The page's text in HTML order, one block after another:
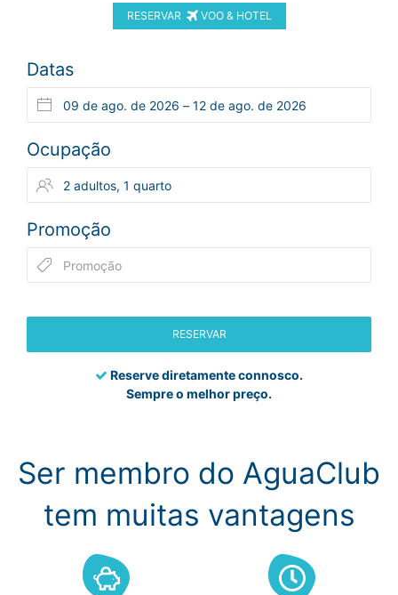
RESERVAR VOO & HOTEL
Datas
Ocupação
Promoção
RESERVAR
Reserve diretamente connosco.
Sempre o melhor preço.
Ser membro do AguaClub
tem muitas vantagens